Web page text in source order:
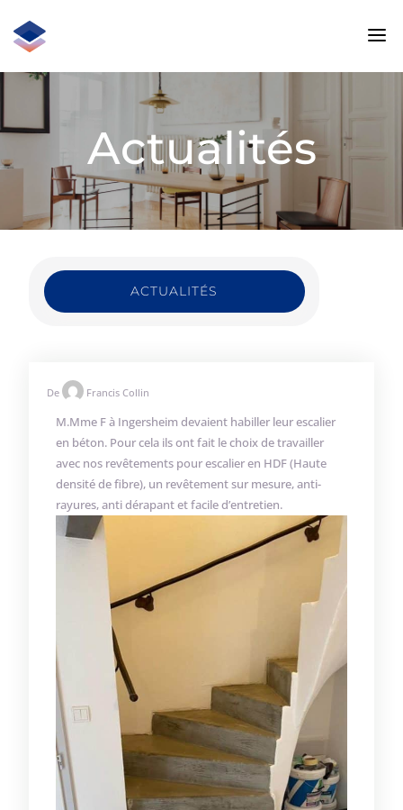
Actualités
ACTUALITÉS
De Francis Collin
M.Mme F à Ingersheim devaient habiller leur escalier
en béton. Pour cela ils ont fait le choix de travailler
avec nos revêtements pour escalier en HDF (Haute
densité de fibre), un revêtement sur mesure, anti-
rayures, anti dérapant et facile d’entretien.